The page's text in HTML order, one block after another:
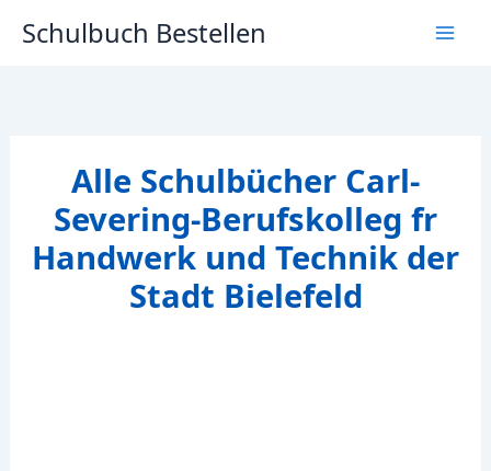
InhaltSchulbuch Bestellen
Alle Schulbücher Carl-
Severing-Berufskolleg fr
Handwerk und Technik der
Stadt Bielefeld